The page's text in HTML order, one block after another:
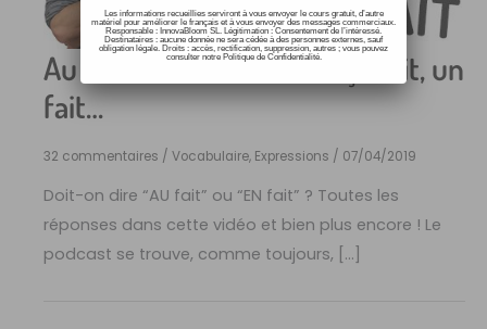
Au fait, en fait, en effet, ça fait, un
fait…
32 commentaires /Vocabulaire, Expressions / 07/04/2019
Doit-on dire “AU fait” ou “EN fait” ? Toutes les
réponses dans cette vidéo et bien plus encore ! Le
podcast se trouve, comme toujours, […]
Les informations recueillies serviront à vous envoyer le cours gratuit, d’autre
matériel pour améliorer le français et à vous envoyer des messages commerciaux.
Responsable : InnovaBloom SL. Légitimation : Consentement de l’intéressé.
Destinataires : aucune donnée ne sera cédée à des personnes externes, sauf
obligation légale. Droits : accès, rectification, suppression, autres ; vous pouvez
consulter notre Politique de Confidentialité.